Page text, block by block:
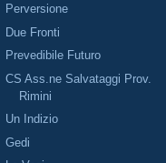
Perversione
Due Fronti
Prevedibile Futuro
CS Ass.ne Salvataggi Prov.
Rimini
Un Indizio
Gedi